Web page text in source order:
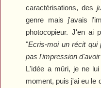
caractérisations, des
genre mais j'avais
photocopieur. J'en ai
"Ecris-moi un récit qui
pas l'impression
L'idée a mûri, je ne
moment, puis j'ai eu le